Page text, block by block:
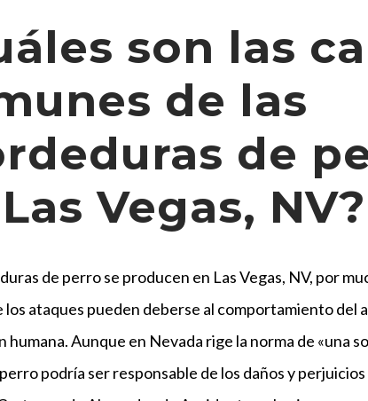
son las
de las
de
Vegas, NV?
de perro se producen en Las Vegas, NV, por
los ataques pueden deberse al comportamiento del
humana. Aunque en Nevada rige la norma de «una
podría ser responsable de los daños y